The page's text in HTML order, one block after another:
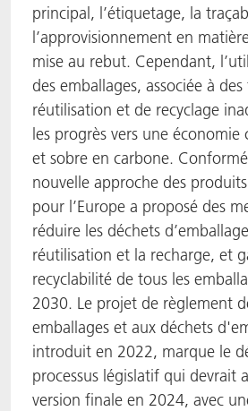
principal, l’étiquetage, la
l’approvisionnement en
mise au rebut. Cependant,
des emballages, associée à
réutilisation et de recyclage
les progrès vers une économie
et sobre en carbone.
nouvelle approche des
pour l’Europe a proposé des
réduire les déchets
réutilisation et la recharge, et
recyclabilité de tous les
2030. Le projet de règlement
emballages et aux déchets
introduit en 2022, marque le
processus législatif qui devrait
version finale en 2024, avec